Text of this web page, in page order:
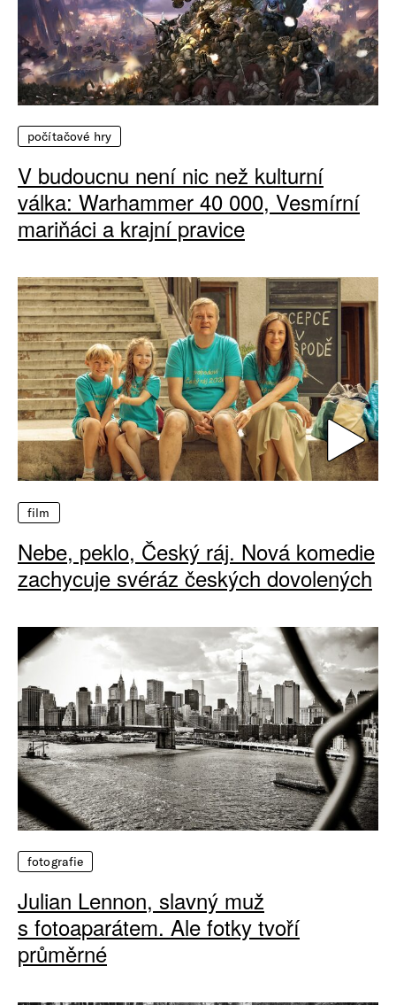
počítačové hry
V budoucnu není nic než kulturní
válka: Warhammer 40 000, Vesmírní
mariňáci a krajní pravice
film
Nebe, peklo, Český ráj. Nová komedie
zachycuje svéráz českých dovolených
fotografie
Julian Lennon, slavný muž
s fotoaparátem. Ale fotky tvoří
průměrné